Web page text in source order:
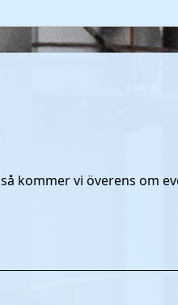
så kommer vi överens om